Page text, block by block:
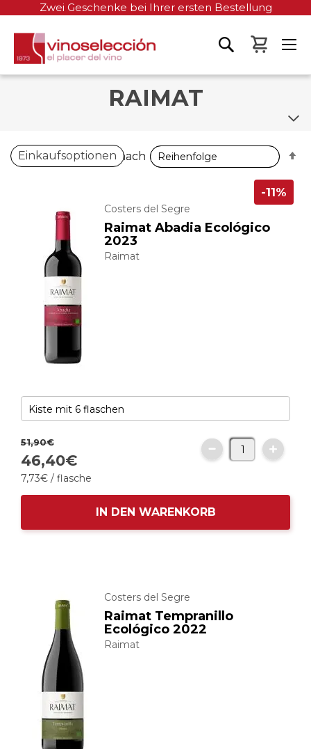
Zwei Geschenke bei Ihrer ersten Bestellung
Mein
RAIMAT
Costers del Segre
Raimat Abadia Ecológico
2023
Raimat
-11%
51,90€
46,40€
7,73€ / flasche
IN DEN WARENKORB
Costers del Segre
Raimat Tempranillo
Ecológico 2022
Raimat
Einkaufsoptionen
Sortieren nach
Sortieren nach